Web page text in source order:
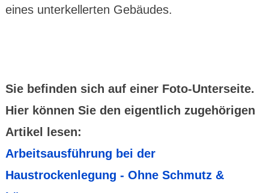
eines unterkellerten Gebäudes.
Sie befinden sich auf einer Foto-Unterseite.
Hier können Sie den eigentlich zugehörigen
Artikel lesen:
Arbeitsausführung bei der
Haustrockenlegung - Ohne Schmutz &